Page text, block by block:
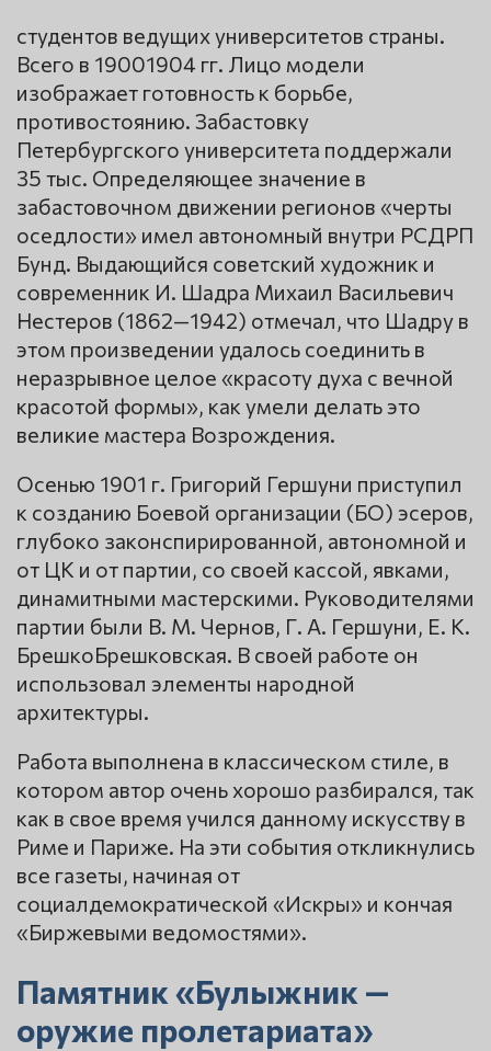
студентов ведущих университетов страны.
Всего в 19001904 гг. Лицо модели
изображает готовность к борьбе,
противостоянию. Забастовку
Петербургского университета поддержали
35 тыс. Определяющее значение в
забастовочном движении регионов «черты
оседлости» имел автономный внутри РСДРП
Бунд. Выдающийся советский художник и
современник И. Шадра Михаил Васильевич
Нестеров (1862—1942) отмечал, что Шадру в
этом произведении удалось соединить в
неразрывное целое «красоту духа с вечной
красотой формы», как умели делать это
великие мастера Возрождения.
Осенью 1901 г. Григорий Гершуни приступил
к созданию Боевой организации (БО) эсеров,
глубоко законспирированной, автономной и
от ЦК и от партии, со своей кассой, явками,
динамитными мастерскими. Руководителями
партии были В. М. Чернов, Г. А. Гершуни, Е. К.
БрешкоБрешковская. В своей работе он
использовал элементы народной
архитектуры.
Работа выполнена в классическом стиле, в
котором автор очень хорошо разбирался, так
как в свое время учился данному искусству в
Риме и Париже. На эти события откликнулись
все газеты, начиная от
социалдемократической «Искры» и кончая
«Биржевыми ведомостями».
Памятник «Булыжник —
оружие пролетариата»